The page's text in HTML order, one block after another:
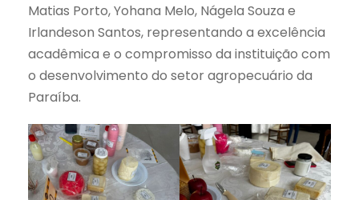
Matias Porto, Yohana Melo, Nágela Souza e
Irlandeson Santos, representando a excelência
acadêmica e o compromisso da instituição com
o desenvolvimento do setor agropecuário da
Paraíba.